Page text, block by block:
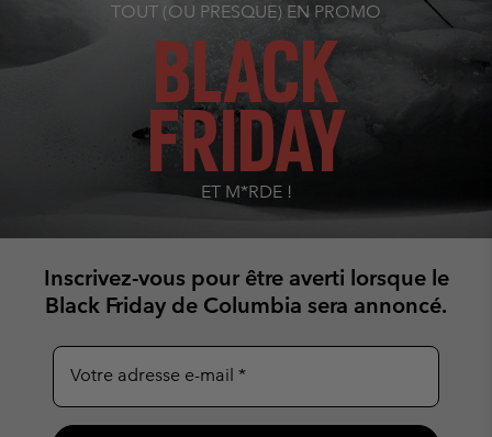
TOUT (OU PRESQUE) EN PROMO
BLACK
FRIDAY
ET M*RDE !
Inscrivez-vous pour être averti lorsque le
Black Friday de Columbia sera annoncé.
Votre adresse e-mail